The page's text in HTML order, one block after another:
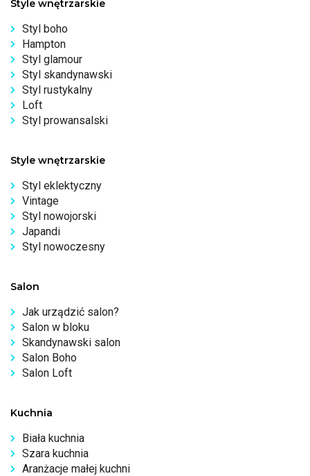
Style wnętrzarskie
Styl boho
Hampton
Styl glamour
Styl skandynawski
Styl rustykalny
Loft
Styl prowansalski
Style wnętrzarskie
Styl eklektyczny
Vintage
Styl nowojorski
Japandi
Styl nowoczesny
Salon
Jak urządzić salon?
Salon w bloku
Skandynawski salon
Salon Boho
Salon Loft
Kuchnia
Biała kuchnia
Szara kuchnia
Aranżacje małej kuchni